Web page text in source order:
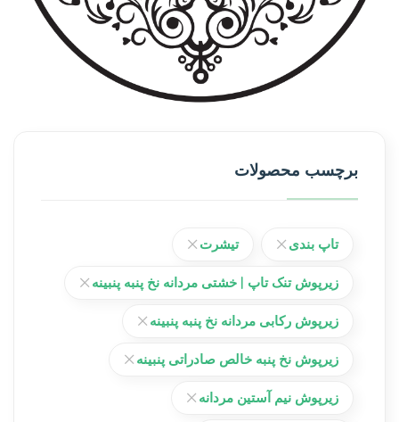
برچسب محصولات
تاپ بندی تیشرت
زیرپوش تنک تاپ | خشتی مردانه نخ پنبه پنبینه
زیرپوش رکابی مردانه نخ پنبه پنبینه
زیرپوش نخ پنبه خالص صادراتی پنبینه
زیرپوش نیم آستین مردانه